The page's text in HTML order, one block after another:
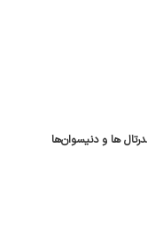
ها و دنیسوان‌ها